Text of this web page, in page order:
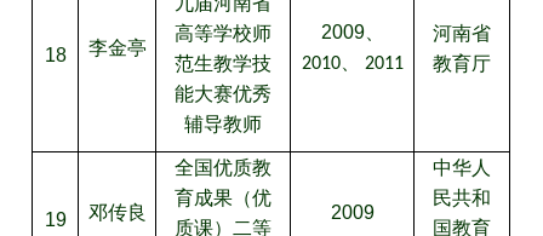
18 李金亭
高等学校师
范生教学技
能大赛优秀
辅导教师
2009、
2010、 2011
河南省
教育厅
19 邓传良
全国优质教
育成果（优
质课）二等
2009
中华人
民共和
国教育